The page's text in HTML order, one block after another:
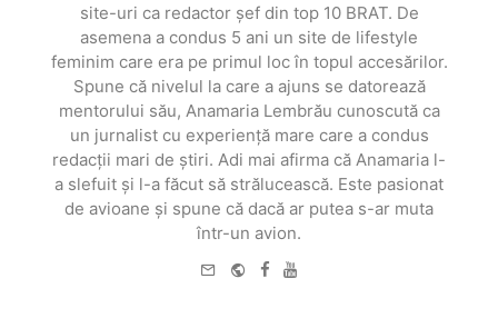
site-uri ca redactor șef din top 10 BRAT. De
asemena a condus 5 ani un site de lifestyle
feminim care era pe primul loc în topul accesărilor.
Spune că nivelul la care a ajuns se datorează
mentorului său, Anamaria Lembrău cunoscută ca
un jurnalist cu experiență mare care a condus
redacții mari de știri. Adi mai afirma că Anamaria l-
a slefuit și l-a făcut să strălucească. Este pasionat
de avioane și spune că dacă ar putea s-ar muta
într-un avion.
e-
WebsiteFacebook